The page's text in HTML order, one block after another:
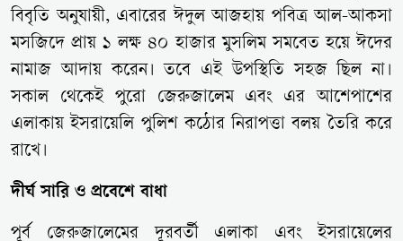
বিবৃতি অনুযায়ী, এবারের ঈদুল আজহায় পবিত্র আল-আকসা
মসজিদে প্রায় ১ লক্ষ ৪০ হাজার মুসলিম সমবেত হয়ে ঈদের
নামাজ আদায় করেন। তবে এই উপস্থিতি সহজ ছিল না।
সকাল থেকেই পুরো জেরুজালেম এবং এর আশেপাশের
এলাকায় ইসরায়েলি পুলিশ কঠোর নিরাপত্তা বলয় তৈরি করে
রাখে।
দীর্ঘ সারি ও প্রবেশে বাধা
পূর্ব জেরুজালেমের দূরবর্তী এলাকা এবং ইসরায়েলের